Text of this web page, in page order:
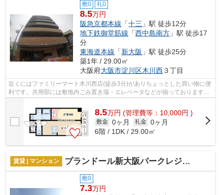
敷0 礼0
8.5万円
阪急京都本線 「十三 」駅 徒歩12分
地下鉄御堂筋線 「西中島南方 」駅 徒歩17
分
東海道本線 「新大阪 」駅 徒歩25分
築1年 / 29.00㎡
大阪府大阪市淀川区木川西３丁目
近くにはファミリーマート木川西店(徒歩3分)がありちょっとした買い物に便
利です。共用部には敷地内ごみ置き場・エレベータなどが揃っております。
8.5万円 (管理費等：10,000円 )
敷金 0ヶ月 礼金 0ヶ月
6階 / 1DK / 29.00㎡
賃貸 | マンション プランドール新大阪パークレジデンス
敷0
7.3万円